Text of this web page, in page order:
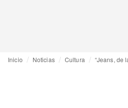
Inicio Noticias Cultura